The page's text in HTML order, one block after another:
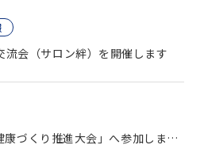
流会（サロン絆）を開催します
12月14日「第44回中津市健康づくり推進大会」へ参加しました